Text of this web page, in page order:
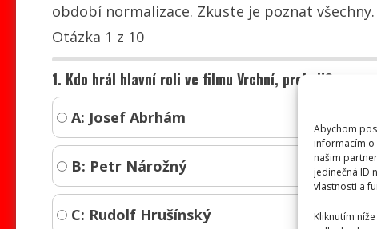
Abychom
informacím o
našim
jedinečná ID
vlastnosti a
Kliknutím
období normalizace. Zkuste je poznat všechny.
Otázka 1 z 10
1. Kdo hrál hlavní roli ve filmu Vrchní, prchni!?
A: Josef Abrhám
B: Petr Nárožný
C: Rudolf Hrušínský